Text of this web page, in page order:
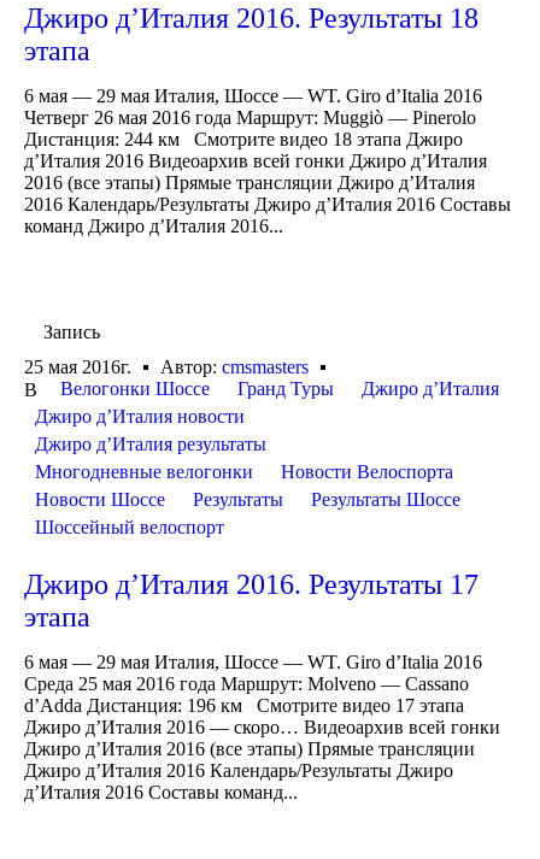
Джиро д’Италия 2016. Результаты 18
этапа
6 мая — 29 мая Италия, Шоссе — WT. Giro d’Italia 2016
Четверг 26 мая 2016 года Маршрут: Muggiò — Pinerolo
Дистанция: 244 км Смотрите видео 18 этапа Джиро
д’Италия 2016 Видеоархив всей гонки Джиро д’Италия
2016 (все этапы) Прямые трансляции Джиро д’Италия
2016 Календарь/Результаты Джиро д’Италия 2016 Составы
команд Джиро д’Италия 2016...
Запись
25 мая 2016г.
Автор: cmsmasters
В
Велогонки Шоссе Гранд Туры
Джиро д’Италия
Джиро д’Италия новости
Джиро д’Италия результаты
Многодневные велогонки
Новости Велоспорта
Новости Шоссе
Результаты
Результаты Шоссе
Шоссейный велоспорт
Джиро д’Италия 2016. Результаты 17
этапа
6 мая — 29 мая Италия, Шоссе — WT. Giro d’Italia 2016
Среда 25 мая 2016 года Маршрут: Molveno — Cassano
d’Adda Дистанция: 196 км Смотрите видео 17 этапа
Джиро д’Италия 2016 — скоро… Видеоархив всей гонки
Джиро д’Италия 2016 (все этапы) Прямые трансляции
Джиро д’Италия 2016 Календарь/Результаты Джиро
д’Италия 2016 Составы команд...